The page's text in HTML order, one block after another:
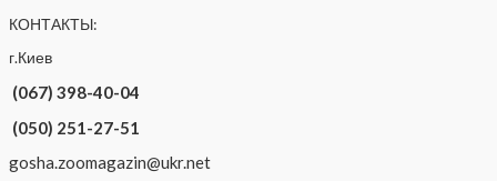
КОНТАКТЫ:
г.Киев
(067) 398-40-04
(050) 251-27-51
gosha.zoomagazin@ukr.net